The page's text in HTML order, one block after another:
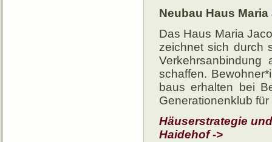
Neubau Haus
Das Haus Maria
zeich­net sich durch
schaf­fen.
baus er­hal­ten bei
Gene­ratio­nen­klub
Häuser­strategie
Haidehof ->